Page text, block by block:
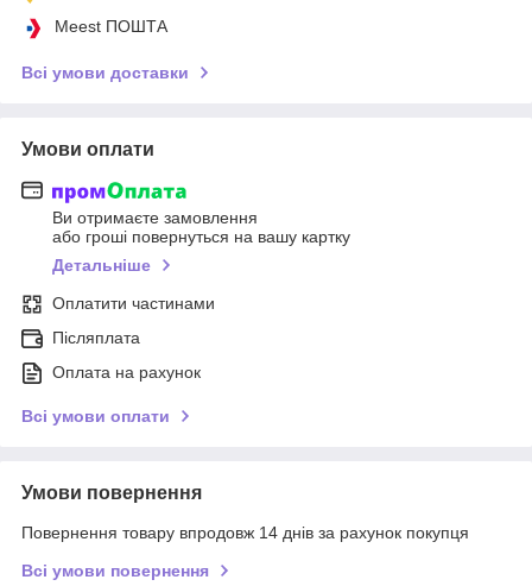
Meest ПОШТА
Всі умови доставки
Умови оплати
Ви отримаєте замовлення
або гроші повернуться на вашу картку
Детальніше
Оплатити частинами
Післяплата
Оплата на рахунок
Всі умови оплати
Умови повернення
Повернення товару впродовж 14 днів за рахунок покупця
Всі умови повернення